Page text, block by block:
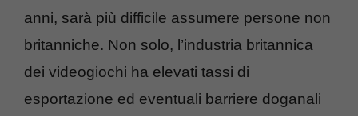
anni, sarà più difficile assumere persone non
britanniche. Non solo, l’industria britannica
dei videogiochi ha elevati tassi di
esportazione ed eventuali barriere doganali